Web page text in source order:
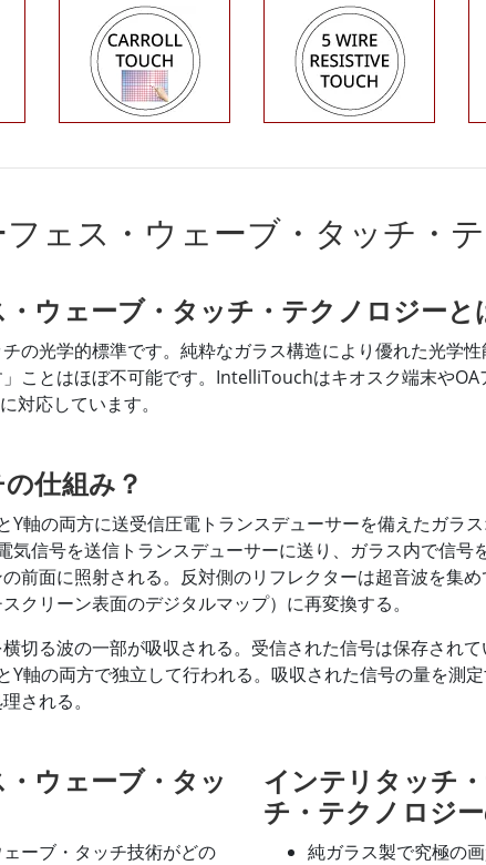
赤外線
ェス・ウェーブ・タッチ・
ウェーブ・タッチ・テクノロジーと
の光学的標準です。純粋なガラス構造により優れた光学
ことはほぼ不可能です。IntelliTouchはキオスク端末や
対応しています。
仕組み？
Y軸の両方に送受信圧電トランスデューサーを備えたガラ
気信号を送信トランスデューサーに送り、ガラス内で信号
前面に照射される。反対側のリフレクターは超音波を集
クリーン表面のデジタルマップ）に再変換する。
切る波の一部が吸収される。受信された信号は保存され
Y軸の両方で独立して行われる。吸収された信号の量を測
される。
ウェーブ・タッ
ーブ・タッチ技術がどの
インテリタッチ
チ・テクノロジ
純ガラス製で究極の